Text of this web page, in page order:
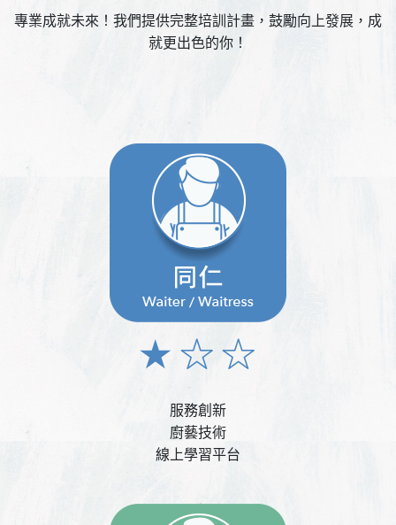
專業成就未來！我們提供完整培訓計畫，鼓勵向上發展，成
就更出色的你！
服務創新
廚藝技術
線上學習平台